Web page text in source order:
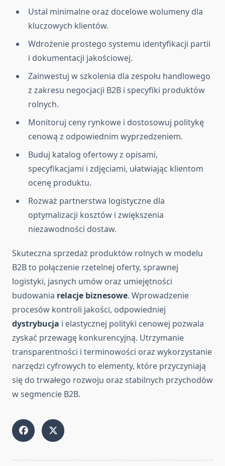
Ustal minimalne oraz docelowe wolumeny dla
kluczowych klientów.
Wdrożenie prostego systemu identyfikacji partii
i dokumentacji jakościowej.
Zainwestuj w szkolenia dla zespołu handlowego
z zakresu negocjacji B2B i specyfiki produktów
rolnych.
Monitoruj ceny rynkowe i dostosowuj politykę
cenową z odpowiednim wyprzedzeniem.
Buduj katalog ofertowy z opisami,
specyfikacjami i zdjęciami, ułatwiając klientom
ocenę produktu.
Rozważ partnerstwa logistyczne dla
optymalizacji kosztów i zwiększenia
niezawodności dostaw.
Skuteczna sprzedaż produktów rolnych w modelu
B2B to połączenie rzetelnej oferty, sprawnej
logistyki, jasnych umów oraz umiejętności
budowania relacje biznesowe. Wprowadzenie
procesów kontroli jakości, odpowiedniej
dystrybucja i elastycznej polityki cenowej pozwala
zyskać przewagę konkurencyjną. Utrzymanie
transparentności i terminowości oraz wykorzystanie
narzędzi cyfrowych to elementy, które przyczyniają
się do trwałego rozwoju oraz stabilnych przychodów
w segmencie B2B.